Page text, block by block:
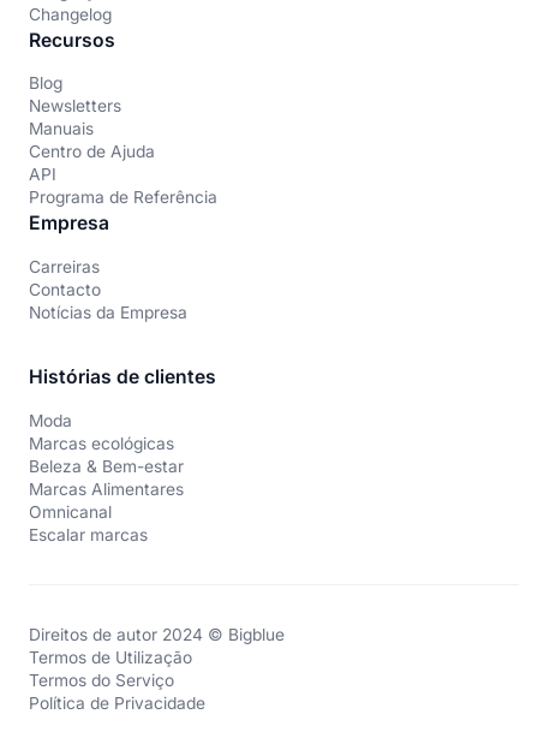
Changelog
Recursos
Blog
Newsletters
Manuais
Centro de Ajuda
API
Programa de Referência
Empresa
Carreiras
Contacto
Notícias da Empresa
Histórias de clientes
Moda
Marcas ecológicas
Beleza & Bem-estar
Marcas Alimentares
Omnicanal
Escalar marcas
Direitos de autor 2024 © Bigblue
Termos de Utilização
Termos do Serviço
Política de Privacidade